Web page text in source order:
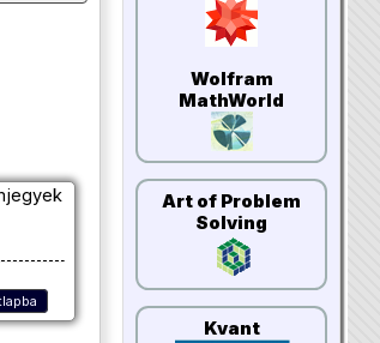
Wolfram
MathWorld
Art of Problem
Solving
Kvant